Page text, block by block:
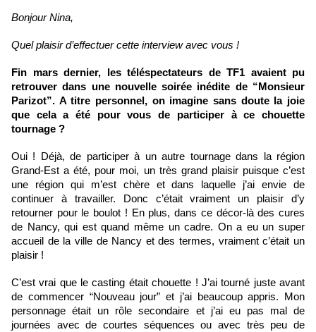
Bonjour Nina,
Quel plaisir d’effectuer cette interview avec vous !
Fin mars dernier, les téléspectateurs de TF1 avaient pu
retrouver dans une nouvelle soirée inédite de “Monsieur
Parizot”. A titre personnel, on imagine sans doute la joie
que cela a été pour vous de participer à ce chouette
tournage ?
Oui ! Déjà, de participer à un autre tournage dans la région
Grand-Est a été, pour moi, un très grand plaisir puisque c’est
une région qui m’est chère et dans laquelle j’ai envie de
continuer à travailler. Donc c’était vraiment un plaisir d’y
retourner pour le boulot ! En plus, dans ce décor-là des cures
de Nancy, qui est quand même un cadre. On a eu un super
accueil de la ville de Nancy et des termes, vraiment c’était un
plaisir !
C’est vrai que le casting était chouette ! J’ai tourné juste avant
de commencer “Nouveau jour” et j’ai beaucoup appris. Mon
personnage était un rôle secondaire et j’ai eu pas mal de
journées avec de courtes séquences ou avec très peu de